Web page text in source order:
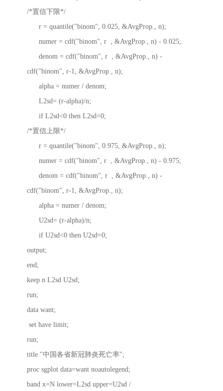
/*置信下限*/
r = quantile("binom", 0.025, &AvgProp., n);
numer = cdf("binom", r , &AvgProp., n) - 0.025;
denom = cdf("binom", r , &AvgProp., n) -
cdf("binom", r-1, &AvgProp., n);
alpha = numer / denom;
L2sd= (r-alpha)/n;
if L2sd<0 then L2sd=0;
/*置信上限*/
r = quantile("binom", 0.975, &AvgProp., n);
numer = cdf("binom", r , &AvgProp., n) - 0.975;
denom = cdf("binom", r , &AvgProp., n) -
cdf("binom", r-1, &AvgProp., n);
alpha = numer / denom;
U2sd= (r-alpha)/n;
if U2sd<0 then U2sd=0;
output;
end;
keep n L2sd U2sd;
run;
data want;
set have limit;
run;
title "中国各省新冠肺炎死亡率";
proc sgplot data=want noautolegend;
band x=N lower=L2sd upper=U2sd /